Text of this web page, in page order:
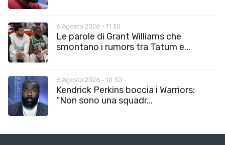
6 Agosto 2026 - 11:30
Le parole di Grant Williams che
smontano i rumors tra Tatum e...
6 Agosto 2026 - 10:30
Kendrick Perkins boccia i Warriors:
“Non sono una squadr...